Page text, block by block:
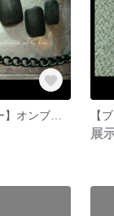
【ブラック×グレー】オンブレフレンチ◆ネイルセット
展